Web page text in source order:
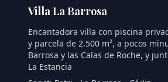
Villa La Barrosa
Encantadora villa con piscina
y parcela de 2.500 m², a pocos
Barrosa y las Calas de Roche, y
La Estancia